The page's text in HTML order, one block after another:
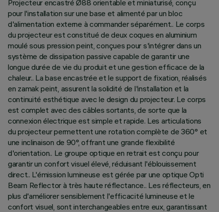
Projecteur encastré Ø88 orientable et miniaturisé, conçu
pour l'installation sur une base et alimenté par un bloc
d'alimentation externe à commander séparément.. Le corps
du projecteur est constitué de deux coques en aluminium
moulé sous pression peint, conçues pour s'intégrer dans un
système de dissipation passive capable de garantir une
longue durée de vie du produit et une gestion efficace de la
chaleur.. La base encastrée et le support de fixation, réalisés
en zamak peint, assurent la solidité de l'installation et la
continuité esthétique avec le design du projecteur. Le corps
est complet avec des câbles sortants, de sorte que la
connexion électrique est simple et rapide. Les articulations
du projecteur permettent une rotation complète de 360° et
une inclinaison de 90°, offrant une grande flexibilité
d'orientation.. Le groupe optique en retrait est conçu pour
garantir un confort visuel élevé, réduisant l'éblouissement
direct.. L'émission lumineuse est gérée par une optique Opti
Beam Reflector à très haute réflectance.. Les réflecteurs, en
plus d'améliorer sensiblement l'efficacité lumineuse et le
confort visuel, sont interchangeables entre eux, garantissant